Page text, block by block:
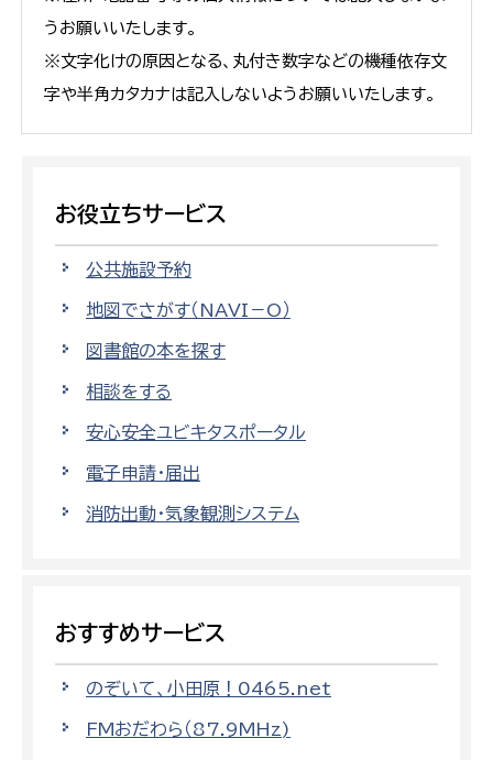
うお願いいたします。
※文字化けの原因となる、丸付き数字などの機種依存文
字や半角カタカナは記入しないようお願いいたします。
お役立ちサービス
公共施設予約
地図でさがす（NAVI－O）
図書館の本を探す
相談をする
安心安全ユビキタスポータル
電子申請・届出
消防出動・気象観測システム
おすすめサービス
のぞいて、小田原！0465.net
FMおだわら（87.9MHz)